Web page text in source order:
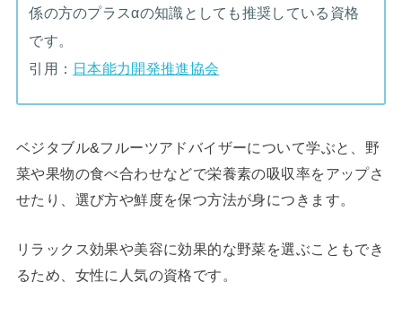
係の方のプラスαの知識としても推奨している資格
です。
引用： 日本能力開発推進協会
ベジタブル&フルーツアドバイザーについて学ぶと、野
菜や果物の食べ合わせなどで栄養素の吸収率をアップさ
せたり、選び方や鮮度を保つ方法が身につきます。
リラックス効果や美容に効果的な野菜を選ぶこともでき
るため、女性に人気の資格です。